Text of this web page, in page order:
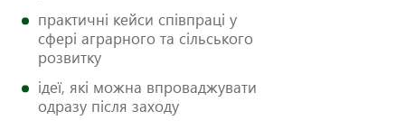
практичні кейси співпраці у
сфері аграрного та сільського
розвитку
ідеї, які можна впроваджувати
одразу після заходу